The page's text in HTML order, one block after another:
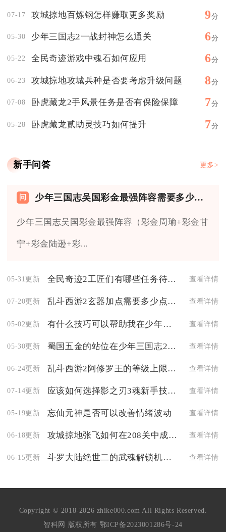
07-17 攻城掠地百炼钢怎样赚取更多奖励 9分
05-30 少年三国志2一战封神怎么通关 6分
05-22 全民奇迹游戏中魂石如何应用 6分
06-23 攻城掠地攻城兵种是否要考虑升级问题 8分
07-08 卧虎藏龙2手风景任务是否有保险保障 7分
05-28 卧虎藏龙贰助灵技巧如何提升 7分
新手问答 更多>
少年三国志吴国彩金最强阵容需要多少资源来培养
少年三国志吴国彩金最强阵容（彩金周瑜+彩金甘
宁+彩金陆逊+彩...
05-31更新 全民奇迹2工匠们有哪些任务待完成 查看详情
07-20更新 乱斗西游2玄器加点需要多少点数合适 查看详情
05-02更新 有什么技巧可以帮助我在少年三国志中分配装备 查看详情
05-30更新 蜀国五金的站位在少年三国志2里应该怎么调整 查看详情
06-24更新 乱斗西游2阿修罗王的等级上限是多少 查看详情
07-14更新 应该如何选择影之刃3魂新手技能链搭配加点 查看详情
05-19更新 忘仙元神是否可以改善情绪波动 查看详情
06-18更新 攻城掠地张飞如何在208关中成功过关 查看详情
06-15更新 斗罗大陆绝世二的武魂解锁机制是怎样的 查看详情
Copyright © 2018-2026 zhike000.com All Rights Reserved.
智科网 版权所有 鄂ICP备2023001286号-24